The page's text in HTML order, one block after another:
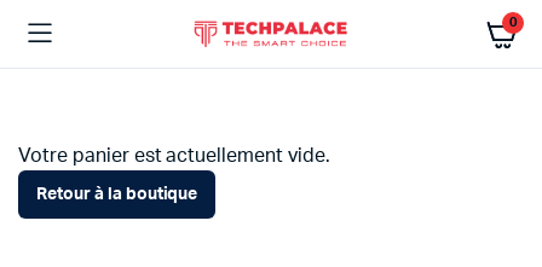
0
Votre panier est actuellement vide.
Retour à la boutique